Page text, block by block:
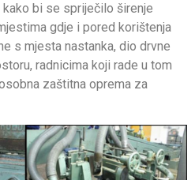
bi se spriječilo širenje
gdje i pored korištenja
s mjesta nastanka, dio drvne
radnicima koji rade u tom
zaštitna oprema za